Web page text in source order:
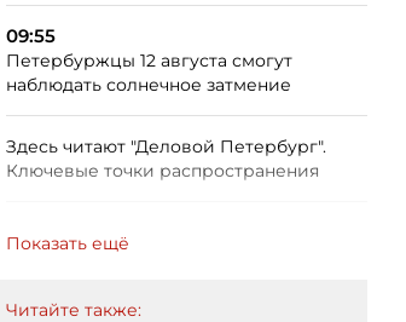
09:55
Петербуржцы 12 августа смогут
наблюдать солнечное затмение
Здесь читают "Деловой Петербург".
Ключевые точки распространения
Показать ещё
Читайте также: